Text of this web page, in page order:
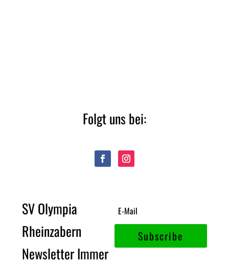
Folgt uns bei:
SV Olympia
Rheinzabern
Newsletter Immer
Subscribe